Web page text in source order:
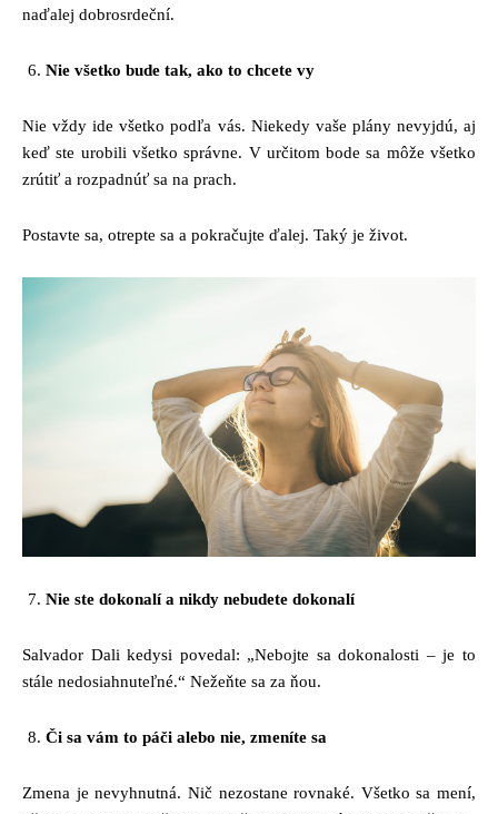
naďalej dobrosrdeční.
Nie všetko bude tak, ako to chcete vy
Nie vždy ide všetko podľa vás. Niekedy vaše plány nevyjdú, aj
keď ste urobili všetko správne. V určitom bode sa môže všetko
zrútiť a rozpadnúť sa na prach.
Postavte sa, otrepte sa a pokračujte ďalej. Taký je život.
Nie ste dokonalí a nikdy nebudete dokonalí
Salvador Dali kedysi povedal: „Nebojte sa dokonalosti – je to
stále nedosiahnuteľné.“ Nežeňte sa za ňou.
Či sa vám to páči alebo nie, zmeníte sa
Zmena je nevyhnutná. Nič nezostane rovnaké. Všetko sa mení,